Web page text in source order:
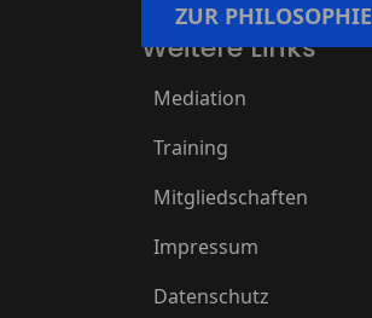
ZUR PHILOSOPHIE
Weitere Links
Mediation
Training
Mitgliedschaften
Impressum
Datenschutz